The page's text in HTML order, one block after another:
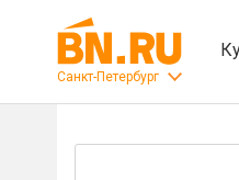
Санкт-Петербург